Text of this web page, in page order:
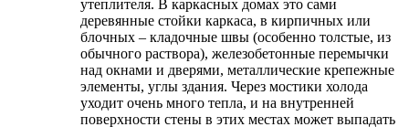
утеплителя. В каркасных домах это сами
деревянные стойки каркаса, в кирпичных или
блочных – кладочные швы (особенно толстые, из
обычного раствора), железобетонные перемычки
над окнами и дверями, металлические крепежные
элементы, углы здания. Через мостики холода
уходит очень много тепла, и на внутренней
поверхности стены в этих местах может выпадать